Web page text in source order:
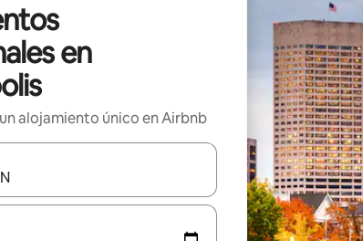
en
alojamiento único en Airbnb
estén disponibles, podrás navegar usando las teclas